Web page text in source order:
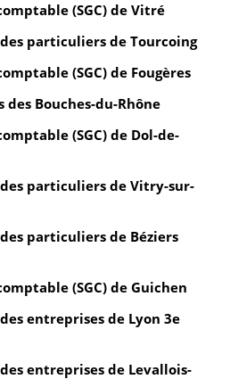
(SGC) de Vitré
particuliers de Tourcoing
(SGC) de Fougères
Bouches-du-Rhône
(SGC) de Dol-de-
particuliers de Vitry-sur-
particuliers de Béziers
(SGC) de Guichen
entreprises de Lyon 3e
entreprises de Levallois-